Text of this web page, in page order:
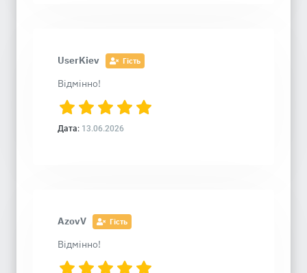
UserKiev Гість
Відмінно!
Дата: 13.06.2026
AzovV Гість
Відмінно!